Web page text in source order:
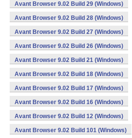
Avant Browser 9.02 Build 29 (Windows)
Avant Browser 9.02 Build 28 (Windows)
Avant Browser 9.02 Build 27 (Windows)
Avant Browser 9.02 Build 26 (Windows)
Avant Browser 9.02 Build 21 (Windows)
Avant Browser 9.02 Build 18 (Windows)
Avant Browser 9.02 Build 17 (Windows)
Avant Browser 9.02 Build 16 (Windows)
Avant Browser 9.02 Build 12 (Windows)
Avant Browser 9.02 Build 101 (Windows)